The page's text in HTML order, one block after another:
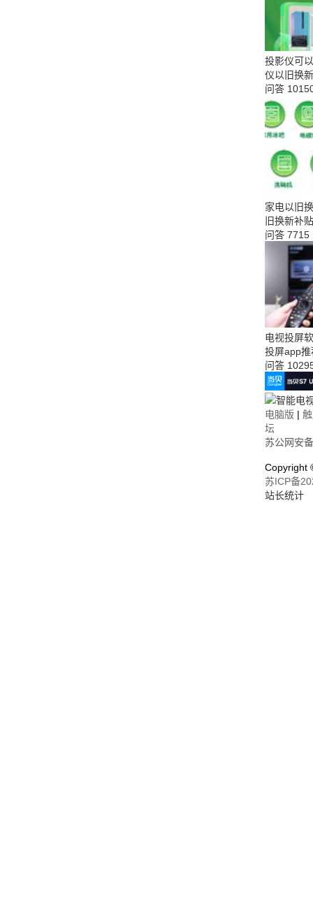
投影仪可
仪以旧换
问答
家电以旧
旧换新补
问答 7715
电视投屏
投屏app
问答
电脑版 |
坛
苏公网安
Copyright
苏ICP备
站长统计